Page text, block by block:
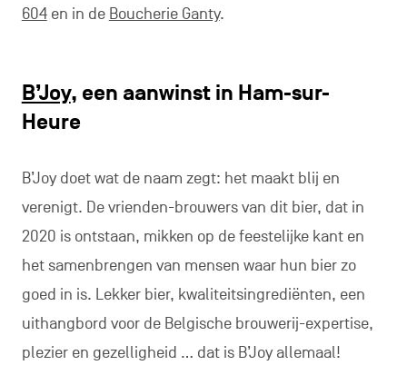
604en in de Boucherie Ganty.
B’Joy, een aanwinst in Ham-sur-
Heure
B’Joy doet wat de naam zegt: het maakt blij en
verenigt. De vrienden-brouwers van dit bier, dat in
2020 is ontstaan, mikken op de feestelijke kant en
het samenbrengen van mensen waar hun bier zo
goed in is. Lekker bier, kwaliteitsingrediënten, een
uithangbord voor de Belgische brouwerij-expertise,
plezier en gezelligheid … dat is B’Joy allemaal!